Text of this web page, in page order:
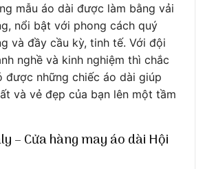
mẫu áo dài được làm bằng vải
nổi bật với phong cách quý
và đầy cầu kỳ, tinh tế. Với đội
nghề và kinh nghiệm thì chắc
được những chiếc áo dài giúp
và vẻ đẹp của bạn lên một tầm
– Cửa hàng may áo dài Hội